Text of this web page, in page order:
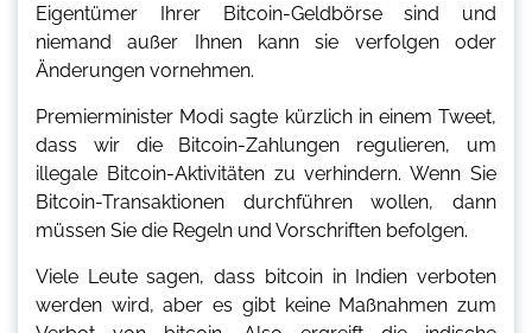
Eigentümer Ihrer Bitcoin-Geldbörse sind und
niemand außer Ihnen kann sie verfolgen oder
Änderungen vornehmen.
Premierminister Modi sagte kürzlich in einem Tweet,
dass wir die Bitcoin-Zahlungen regulieren, um
illegale Bitcoin-Aktivitäten zu verhindern. Wenn Sie
Bitcoin-Transaktionen durchführen wollen, dann
müssen Sie die Regeln und Vorschriften befolgen.
Viele Leute sagen, dass bitcoin in Indien verboten
werden wird, aber es gibt keine Maßnahmen zum